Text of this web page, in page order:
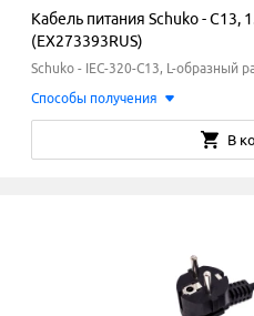
Кабель питания Schuko - C13,
(EX273393RUS)
Schuko - IEC-320-C13, L-образный
Способы получения
В